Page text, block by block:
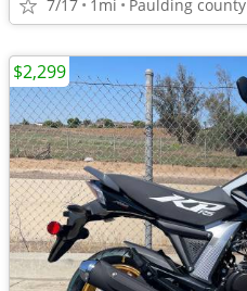
7/17 1mi Paulding county
$2,299